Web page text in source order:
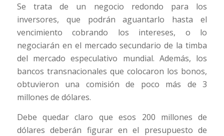
Se trata de un negocio redondo para los
inversores, que podrán aguantarlo hasta el
vencimiento cobrando los intereses, o lo
negociarán en el mercado secundario de la timba
del mercado especulativo mundial. Además, los
bancos transnacionales que colocaron los bonos,
obtuvieron una comisión de poco más de 3
millones de dólares.
Debe quedar claro que esos 200 millones de
dólares deberán figurar en el presupuesto de